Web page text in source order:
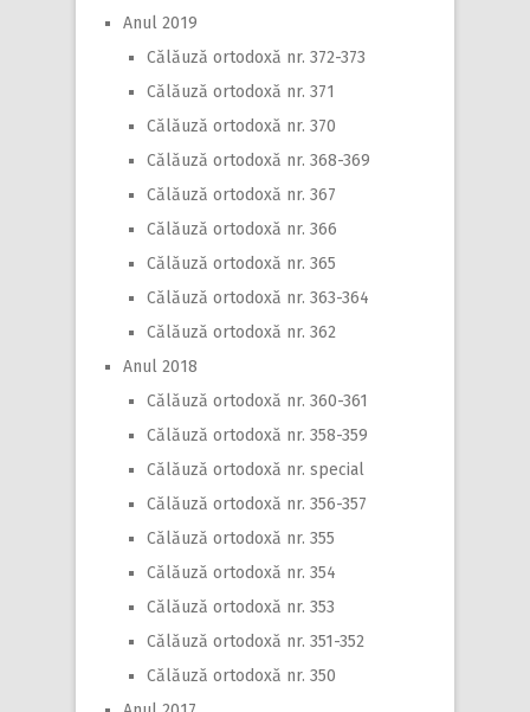
Anul 2019
Călăuză ortodoxă nr. 372-373
Călăuză ortodoxă nr. 371
Călăuză ortodoxă nr. 370
Călăuză ortodoxă nr. 368-369
Călăuză ortodoxă nr. 367
Călăuză ortodoxă nr. 366
Călăuză ortodoxă nr. 365
Călăuză ortodoxă nr. 363-364
Călăuză ortodoxă nr. 362
Anul 2018
Călăuză ortodoxă nr. 360-361
Călăuză ortodoxă nr. 358-359
Călăuză ortodoxă nr. special
Călăuză ortodoxă nr. 356-357
Călăuză ortodoxă nr. 355
Călăuză ortodoxă nr. 354
Călăuză ortodoxă nr. 353
Călăuză ortodoxă nr. 351-352
Călăuză ortodoxă nr. 350